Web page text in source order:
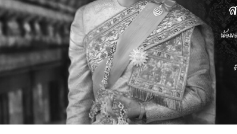
ประมาณ พ.ศ.2569 เพิ่มเติมครั้งที่ 2/2569